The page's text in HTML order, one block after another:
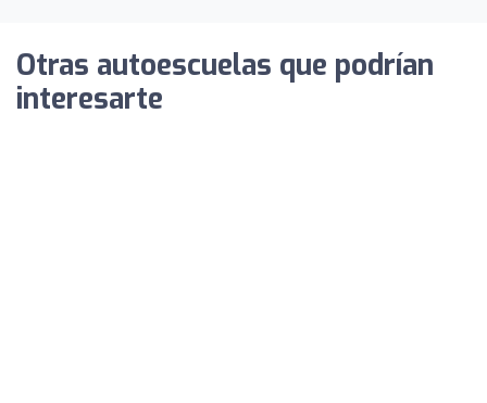
Otras autoescuelas que podrían
interesarte